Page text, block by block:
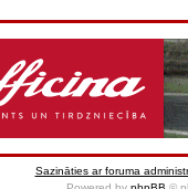
Sazināties ar foruma